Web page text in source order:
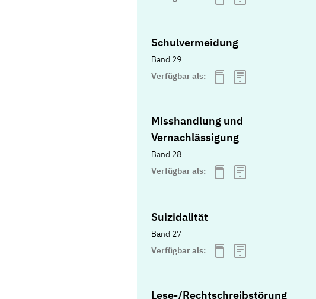
Schulvermeidung
Band 29
Verfügbar als:
Misshandlung und
Vernachlässigung
Band 28
Verfügbar als:
Suizidalität
Band 27
Verfügbar als:
Lese-/Rechtschreibstörung